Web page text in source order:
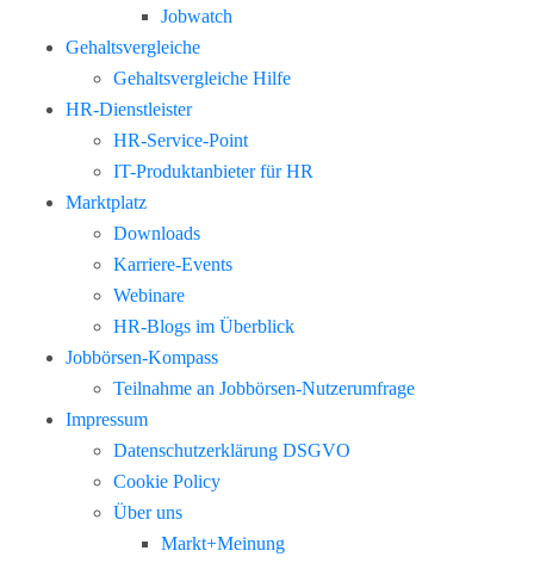
Jobwatch
Gehaltsvergleiche
Gehaltsvergleiche Hilfe
HR-Dienstleister
HR-Service-Point
IT-Produktanbieter für HR
Marktplatz
Downloads
Karriere-Events
Webinare
HR-Blogs im Überblick
Jobbörsen-Kompass
Teilnahme an Jobbörsen-Nutzerumfrage
Impressum
Datenschutzerklärung DSGVO
Cookie Policy
Über uns
Markt+Meinung